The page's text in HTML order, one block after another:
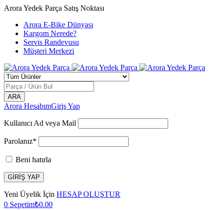
Arora Yedek Parça Satış Noktası
Arora E-Bike Dünyası
Kargom Nerede?
Servis Randevusu
Müşteri Merkezi
Arora HesabımGiriş Yap
Kullanıcı Ad veya Mail
Parolanız*
Beni hatırla
Yeni Üyelik İçin HESAP OLUŞTUR
0 Sepetim₺0.00